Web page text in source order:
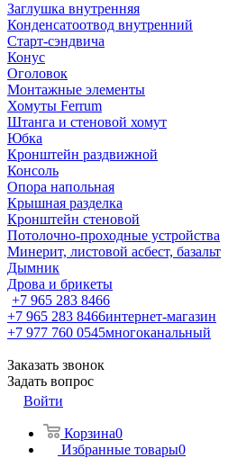
Заглушка внутренняя
Конденсатоотвод внутренний
Старт-сэндвича
Конус
Оголовок
Монтажные элементы
Хомуты Ferrum
Штанга и стеновой хомут
Юбка
Кронштейн раздвижной
Консоль
Опора напольная
Крышная разделка
Кронштейн стеновой
Потолочно-проходные устройства
Минерит, листовой асбест, базальт
Дымник
Дрова и брикеты
+7 965 283 8466
+7 965 283 8466интернет-магазин
+7 977 760 0545многоканальный
Заказать звонок
Задать вопрос
Войти
Корзина0
Избранные товары0